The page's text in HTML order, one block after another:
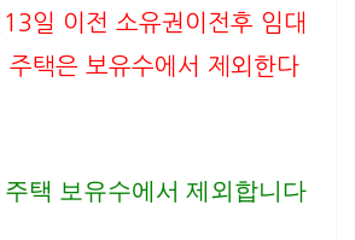
일 이전 소유권이전후 임대
주택은 보유수에서 제외한다
택 보유수에서 제외합니다